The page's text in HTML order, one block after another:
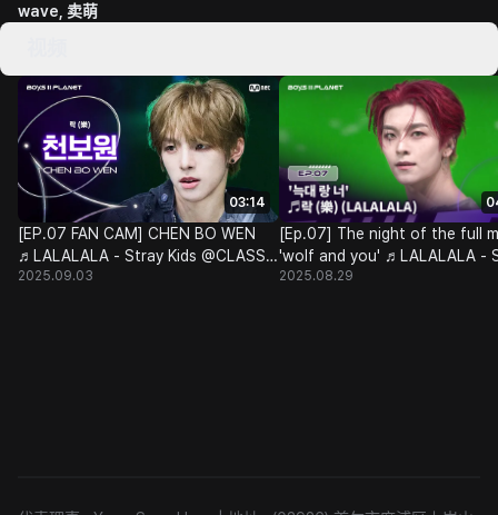
wave, 卖萌
03:14
[EP.07 FAN CAM] CHEN BO WEN
♬LALALALA - Stray Kids @CLASS
TAKEOVER
2025.09.03
[Ep.07] The night of the full
'wolf and you' ♬LALALALA -
Kids @CLASS TAKEOVER
2025.08.29